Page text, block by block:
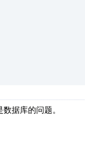
据库的问题。